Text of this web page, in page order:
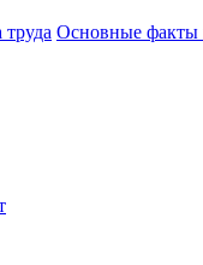
Основные факты